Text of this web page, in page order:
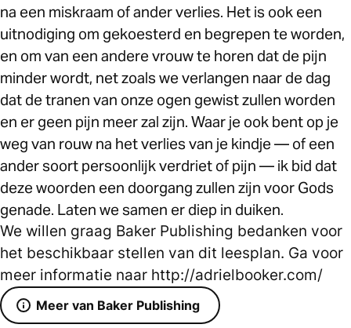
na een miskraam of ander verlies. Het is ook een
uitnodiging om gekoesterd en begrepen te worden,
en om van een andere vrouw te horen dat de pijn
minder wordt, net zoals we verlangen naar de dag
dat de tranen van onze ogen gewist zullen worden
en er geen pijn meer zal zijn. Waar je ook bent op je
weg van rouw na het verlies van je kindje — of een
ander soort persoonlijk verdriet of pijn — ik bid dat
deze woorden een doorgang zullen zijn voor Gods
genade. Laten we samen er diep in duiken.
We willen graag Baker Publishing bedanken voor
het beschikbaar stellen van dit leesplan. Ga voor
meer informatie naar http://adrielbooker.com/
Meer van Baker Publishing